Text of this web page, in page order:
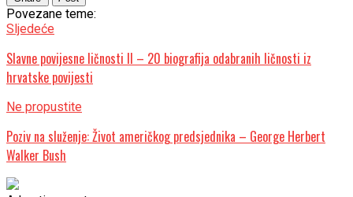
Povezane teme:
Sljedeće
Slavne povijesne ličnosti II – 20 biografija odabranih ličnosti iz
hrvatske povijesti
Ne propustite
Poziv na služenje: Život američkog predsjednika – George Herbert
Walker Bush